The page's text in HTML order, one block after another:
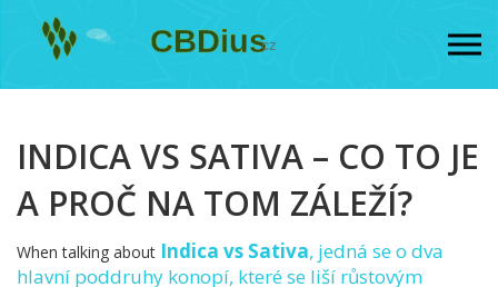
INDICA VS SATIVA – CO TO JE
A PROČ NA TOM ZÁLEŽÍ?
When talking about Indica vs Sativa, jedná se o dva
hlavní poddruhy konopí, které se liší růstovým